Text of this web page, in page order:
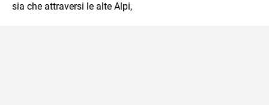
sia che attraversi le alte Alpi,